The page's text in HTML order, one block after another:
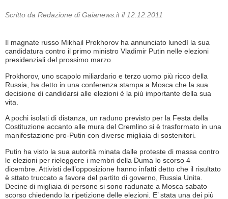
Scritto da Redazione di Gaianews.it il 12.12.2011
Il magnate russo Mikhail Prokhorov ha annunciato lunedì la sua
candidatura contro il primo ministro Vladimir Putin nelle elezioni
presidenziali del prossimo marzo.
Prokhorov, uno scapolo miliardario e terzo uomo più ricco della
Russia, ha detto in una conferenza stampa a Mosca che la sua
decisione di candidarsi alle elezioni è la più importante della sua
vita.
A pochi isolati di distanza, un raduno previsto per la Festa della
Costituzione accanto alle mura del Cremlino si è trasformato in una
manifestazione pro-Putin con diverse migliaia di sostenitori.
Putin ha visto la sua autorità minata dalle proteste di massa contro
le elezioni per rieleggere i membri della Duma lo scorso 4
dicembre. Attivisti dell’opposizione hanno infatti detto che il risultato
è sttato truccato a favore del partito di governo, Russia Unita.
Decine di migliaia di persone si sono radunate a Mosca sabato
scorso chiedendo la ripetizione delle elezioni. E’ stata una dei più